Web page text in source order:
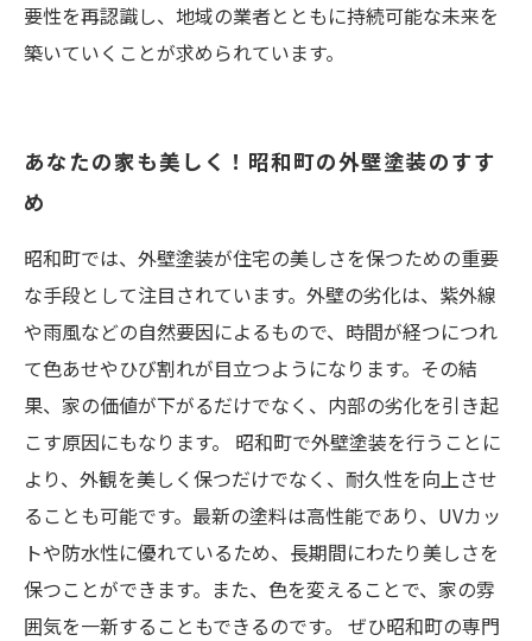
要性を再認識し、地域の業者とともに持続可能な未来を
築いていくことが求められています。
あなたの家も美しく！昭和町の外壁塗装のすす
め
昭和町では、外壁塗装が住宅の美しさを保つための重要
な手段として注目されています。外壁の劣化は、紫外線
や雨風などの自然要因によるもので、時間が経つにつれ
て色あせやひび割れが目立つようになります。その結
果、家の価値が下がるだけでなく、内部の劣化を引き起
こす原因にもなります。 昭和町で外壁塗装を行うことに
より、外観を美しく保つだけでなく、耐久性を向上させ
ることも可能です。最新の塗料は高性能であり、UVカッ
トや防水性に優れているため、長期間にわたり美しさを
保つことができます。また、色を変えることで、家の雰
囲気を一新することもできるのです。 ぜひ昭和町の専門